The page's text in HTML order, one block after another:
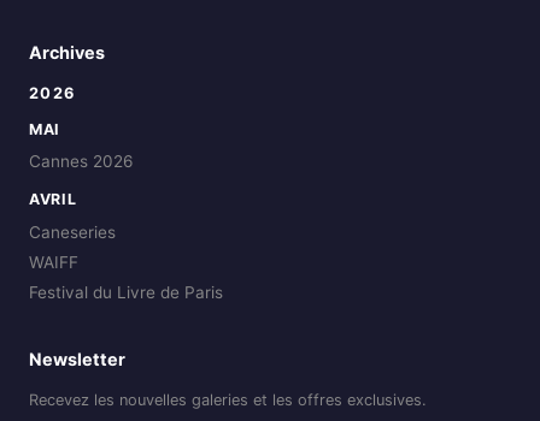
Archives
2026
MAI
Cannes 2026
AVRIL
Caneseries
WAIFF
Festival du Livre de Paris
Newsletter
Recevez les nouvelles galeries et les offres exclusives.